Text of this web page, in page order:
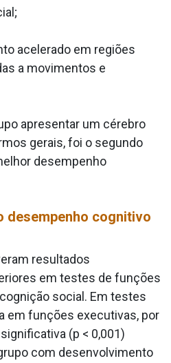
acelerado em regiões
a movimentos e
apresentar um cérebro
gerais, foi o segundo
desempenho
desempenho cognitivo
resultados
em testes de funções
social. Em testes
em funções executivas, por
(p < 0,001)
com desenvolvimento